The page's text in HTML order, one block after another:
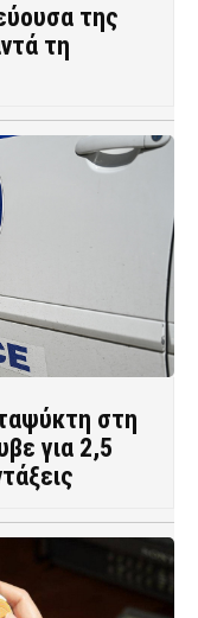
της
τη
στη
για 2,5